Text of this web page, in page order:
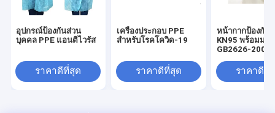
อุปกรณ์ป้องกันส่วน
บุคคล PPE แอนติไวรัส
ราคาดีที่สุด
เครื่องประกอบ PPE
สําหรับโรคโควิด-19
ราคาดีที่สุด
หน้ากากป้องกัน
KN95 พร้อมมา
GB2626-2006
ราคาดีที่